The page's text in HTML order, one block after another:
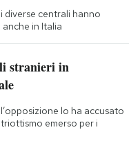
diverse centrali hanno
in Italia
stranieri in
lo ha accusato
emerso per i